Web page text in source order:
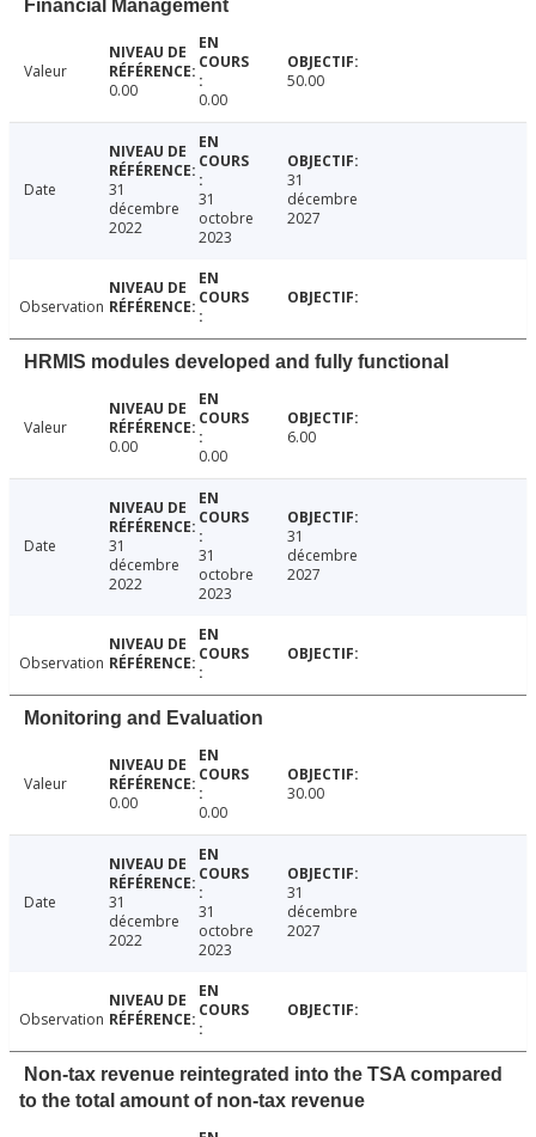
Financial Management
Valeur
0.00
0.00
50.00
Date
31
décembre
2022
31
octobre
2023
31
décembre
2027
Observation
HRMIS modules developed and fully functional
Valeur
0.00
0.00
6.00
Date
31
décembre
2022
31
octobre
2023
31
décembre
2027
Observation
Monitoring and Evaluation
Valeur
0.00
0.00
30.00
Date
31
décembre
2022
31
octobre
2023
31
décembre
2027
Observation
Non-tax revenue reintegrated into the TSA compared
to the total amount of non-tax revenue